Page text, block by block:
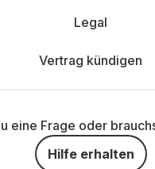
Legal
Vertrag kündigen
eine Frage oder
Hilfe erhalten